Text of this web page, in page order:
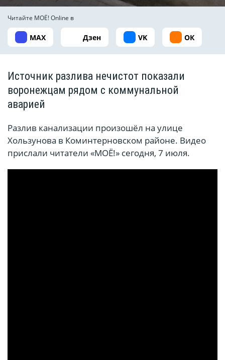
Читайте МОЁ! Online в
MAX Дзен VK ОК
Источник разлива нечистот показали
воронежцам рядом с коммунальной
аварией
Разлив канализации произошёл на улице
Хользунова в Коминтерновском районе. Видео
прислали читатели «МОЁ!» сегодня, 7 июля.